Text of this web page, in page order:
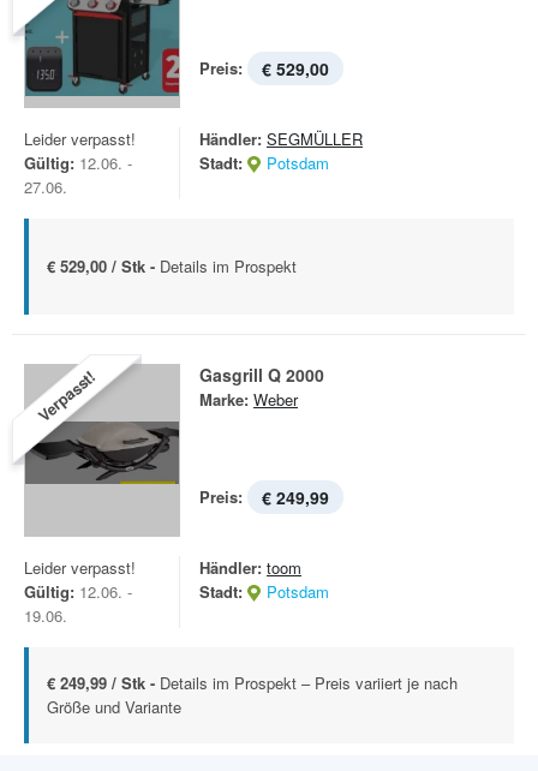
Preis: € 529,00
Leider verpasst!
Gültig: 12.06. -
27.06.
Händler: SEGMÜLLER
Stadt:
Potsdam
€ 529,00 / Stk - Details im Prospekt
Verpasst! Gasgrill Q 2000
Marke: Weber
Preis: € 249,99
Leider verpasst!
Gültig: 12.06. -
19.06.
Händler: toom
Stadt:
Potsdam
€ 249,99 / Stk - Details im Prospekt – Preis variiert je nach
Größe und Variante